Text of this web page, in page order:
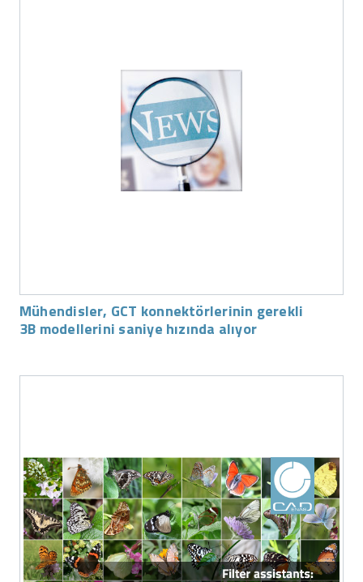
Mühendisler, GCT konnektörlerinin gerekli
3B modellerini saniye hızında alıyor